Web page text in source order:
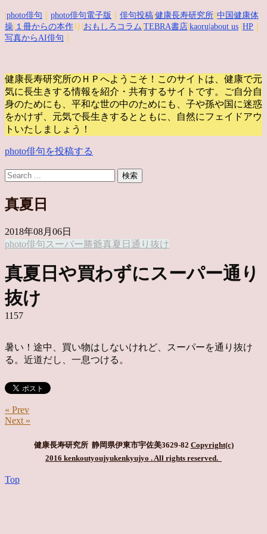
photo俳句 photo俳句電子版 俳句投稿 健康長寿研究所 中国健康体
操 １冊からの本作 り| おもしろコラム TEBRA書店 kaoru |about us HP
写真からAI俳句
健康長寿研究所のＨＰへようこそ！このサイトは、健康で元
気に長生きする情報を紹介・共有するサイトです。
ご自分自
身のためにも、平和な世の中のためにも、子や孫や国に迷惑
をかけず、元気で長生きするとともに、自然にフェイドアウ
トいたしましょう！
photo俳句を投稿する
真夏日
2018年08月06日
photo俳句スーパー 勝爺真夏日 通り抜け
真夏日や買わずにスーパー通り
抜け
1157
暑い！途中、買い物はしないけれど、スーパーを通り抜け
る。近道だし、一息つける。
« Prev
Next »
健康長寿研究所 静岡県伊東市宇佐美3629-82 Copyright(c)
2016 kenkoutyoujyukenkyujyo . All rights reserved.
Top